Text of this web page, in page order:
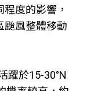
度的影響，
颱風整體移動
躍於15-30°N